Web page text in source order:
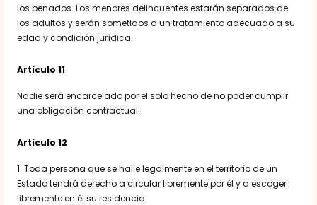
los penados. Los menores delincuentes estarán separados de
los adultos y serán sometidos a un tratamiento adecuado a su
edad y condición jurídica.
Artículo 11
Nadie será encarcelado por el solo hecho de no poder cumplir
una obligación contractual.
Artículo 12
1. Toda persona que se halle legalmente en el territorio de un
Estado tendrá derecho a circular libremente por él y a escoger
libremente en él su residencia.